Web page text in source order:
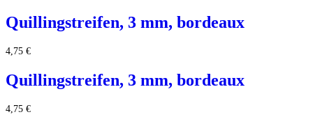
Quillingstreifen, 3 mm, bordeaux
4,75 €
Quillingstreifen, 3 mm, bordeaux
4,75 €